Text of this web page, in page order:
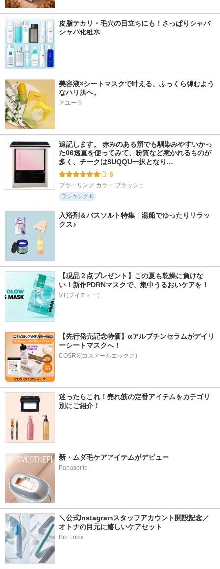
皮脂テカリ・毛穴の目立ちにも！さっぱりシャバ
シャバ化粧水
美容液×シートマスクで叶える、ふっくら弾むよう
なハリ肌へ。
アユーラ
追記します。 赤みのある頬でも馴染みやすいかっ
た06透重を使ってみて、粉質など惹かれるものが
多く、チークはSUQQU一択となり…
6
ブラーリング カラー ブラッシュ
ランキングIN
入浴剤＆バスソルト特集！湯船でゆったりリラッ
クス♪
【現品２点プレゼント】この夏も乾燥に負けな
い！新作PDRNマスクで、集中うるおいケアを！
VT(ブイティー)
【先行発売記念特価】αアルブチンセラムがデイリ
ーシートマスクへ！
COSRX(コスアールエックス)
迷ったらこれ！売れ筋の定番アイテムをカテゴリ
別にご紹介！
新・ムダ毛ケアアイテムがデビュー
Panasonic
＼公式Instagramスタッフアカウント開設記念／
オトナの目元に嬉しいケアセット
Bio Lucia